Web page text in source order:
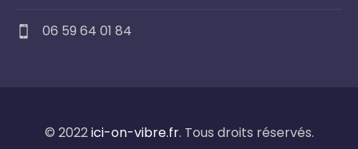
06 59 64 01 84
© 2022ici-on-vibre.fr. Tous droits réservés.